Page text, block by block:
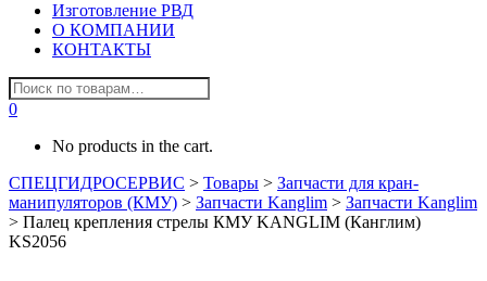
Изготовление РВД
О КОМПАНИИ
КОНТАКТЫ
0
No products in the cart.
СПЕЦГИДРОСЕРВИС > Товары > Запчасти для кран-
манипуляторов (КМУ) > Запчасти Kanglim > Запчасти Kanglim
> Палец крепления стрелы КМУ KANGLIM (Канглим)
KS2056